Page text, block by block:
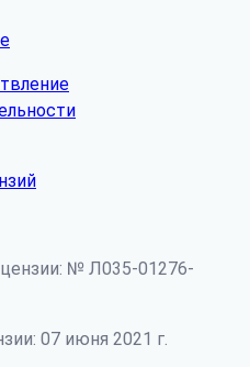
№ Л035-01276-
07 июня 2021 г.